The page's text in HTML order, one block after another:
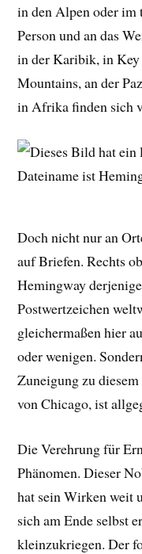
in den Alpen oder im
Person und an das
in der Karibik, in
Mountains, an der
in Afrika finden sich
Doch nicht nur an
auf Briefen. Rechts
Hemingway
Postwertzeichen
gleichermaßen hier
oder wenigen.
Zuneigung zu
von Chicago, ist
Die Verehrung für
Phänomen. Dieser
hat sein Wirken weit
sich am Ende selbst
kleinzukriegen. Der